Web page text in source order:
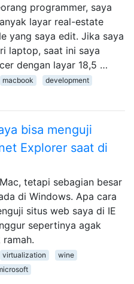
programmer, saya
layar real-estate
yang saya edit. Jika saya
laptop, saat ini saya
dengan layar 18,5 …
macbook
development
bisa menguji
Explorer saat di
tetapi sebagian besar
di Windows. Apa cara
situs web saya di IE
sepertinya agak
virtualization
wine